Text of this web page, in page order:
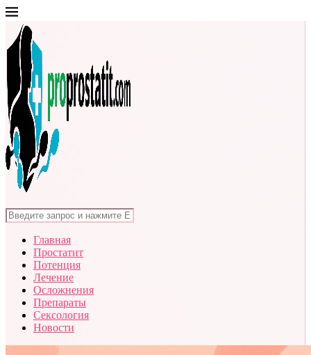
Главная
Простатит
Потенция
Лечение
Осложнения
Препараты
Сексология
Новости